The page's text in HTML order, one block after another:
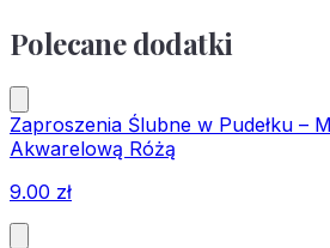
Polecane dodatki
Zaproszenia Ślubne w Pudełku –
Akwarelową Różą
9.00 zł